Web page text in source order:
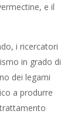
e il
i ricercatori
in grado di
dei legami
a produrre